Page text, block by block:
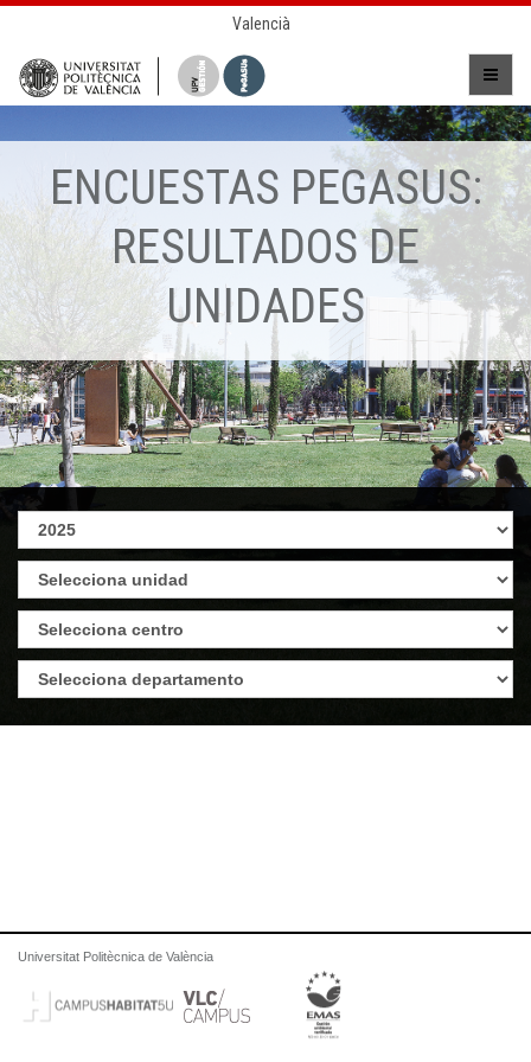
Valencià
ENCUESTAS PEGASUS:
RESULTADOS DE
UNIDADES
Universitat Politècnica de València